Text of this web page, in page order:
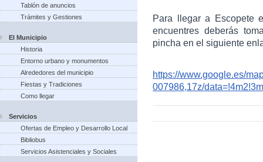
Tablón de anuncios
Trámites y Gestiones
El Municipio
Historia
Entorno urbano y monumentos
Alrededores del municipio
Fiestas y Tradiciones
Como llegar
Servicios
Ofertas de Empleo y Desarrollo Local
Bibliobus
Servicios Asistenciales y Sociales
Para llegar a Escopete
encuentres deberás
pincha en el siguiente
https://www.google.es/
007986,17z/